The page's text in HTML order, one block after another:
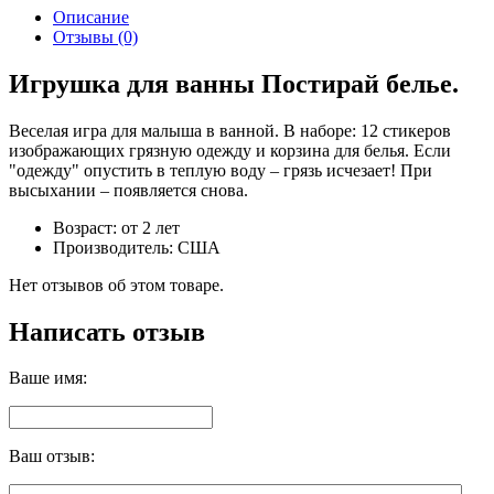
Описание
Отзывы (0)
Игрушка для ванны Постирай белье.
Веселая игра для малыша в ванной. В наборе: 12 стикеров
изображающих грязную одежду и корзина для белья. Если
"одежду" опустить в теплую воду – грязь исчезает! При
высыхании – появляется снова.
Возраст: от 2 лет
Производитель: США
Нет отзывов об этом товаре.
Написать отзыв
Ваше имя:
Ваш отзыв: